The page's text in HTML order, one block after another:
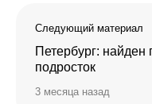
Следующий материал
Петербург:
подросток
3 месяца назад